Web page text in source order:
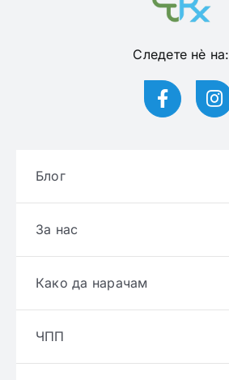
Следете нѐ на:
Блог
За нас
Како да нарачам
ЧПП